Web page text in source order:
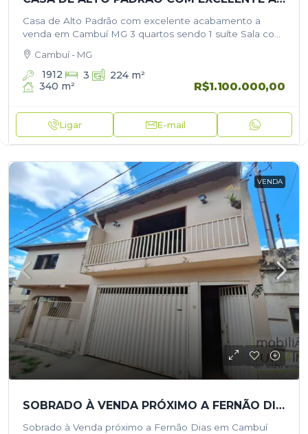
Casa de Alto Padrão com excelente acabamento a
venda em Cambuí MG 3 quartos sendo 1 suíte Sala com
Cambuí - MG
1912 3 224 m²
340 m² R$1.100.000,00
Ligar E-mail
VENDA
SOBRADO À VENDA PRÓXIMO A FERNÃO DIAS EM CAMBUÍ MG
Sobrado à Venda próximo a Fernão Dias em Cambuí